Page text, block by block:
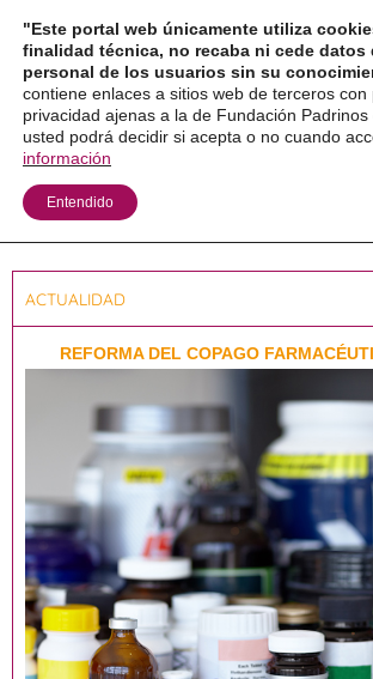
ACTUALIDAD
REFORMA DEL COPAGO
"Este portal web únicamente utiliza
finalidad técnica, no recaba ni cede datos
personal de los usuarios sin su
contiene enlaces a sitios web de terceros con
privacidad ajenas a la de Fundación Padrinos
usted podrá decidir si acepta o no cuando
información
Entendido